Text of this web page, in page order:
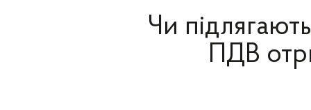
Чи
ПДВ